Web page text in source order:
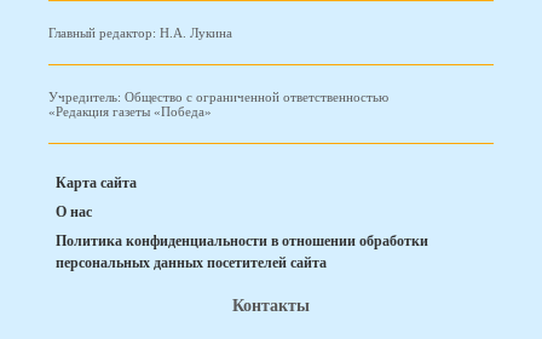
Главный редактор: Н.А. Лукина
Учредитель: Общество с ограниченной ответственностью
«Редакция газеты «Победа»
Карта сайта
О нас
Политика конфиденциальности в отношении обработки
персональных данных посетителей сайта
Контакты